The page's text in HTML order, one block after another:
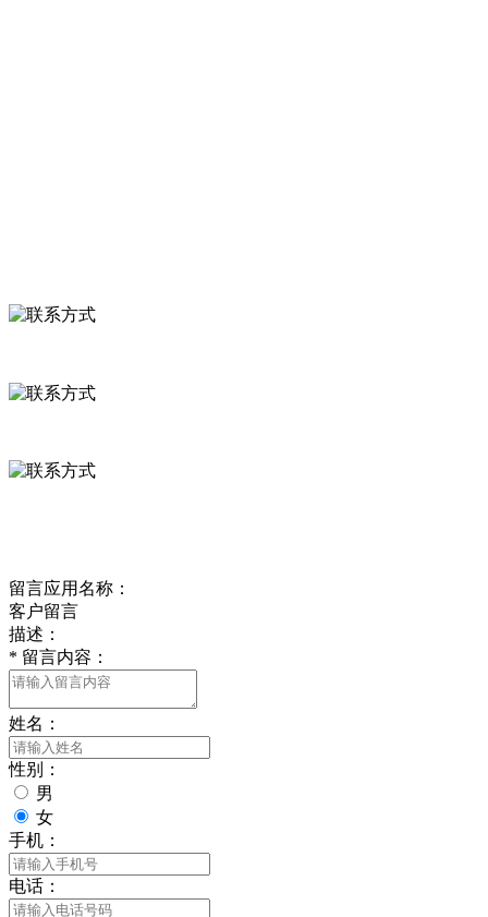
留言应用名称：
客户留言
描述：
* 留言内容：
姓名：
性别：
男
女
手机：
电话：